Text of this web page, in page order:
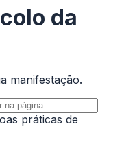
da
manifestação.
práticas de